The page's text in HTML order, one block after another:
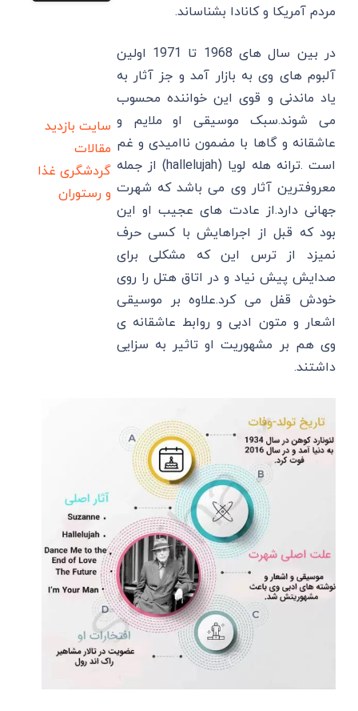
مردم آمریکا و کانادا بشناساند.
در بین سال های 1968 تا 1971 اولین
آلبوم های وی به بازار آمد و جز آثار به
یاد ماندنی و قوی این خواننده محسوب
می شوند.سبک موسیقی او ملایم و
عاشقانه و گاها با مضمون ناامیدی و غم
است .ترانه هله لویا (hallelujah) از جمله
معروفترین آثار وی می باشد که شهرت
جهانی دارد.از عادت های عجیب او این
بود که قبل از اجراهایش با کسی حرف
نمیزد از ترس این که مشکلی برای
صدایش پیش نیاد و در اتاق هتل را روی
خودش قفل می کرد.علاوه بر موسیقی
اشعار و متون ادبی و روابط عاشقانه ی
وی هم بر مشهوریت او تاثیر به سزایی
داشتند.
سایت بازدید
مقالات
گردشگری غذا
و رستوران